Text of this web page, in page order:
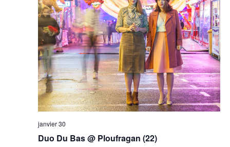
janvier 30
Duo Du Bas @ Ploufragan (22)